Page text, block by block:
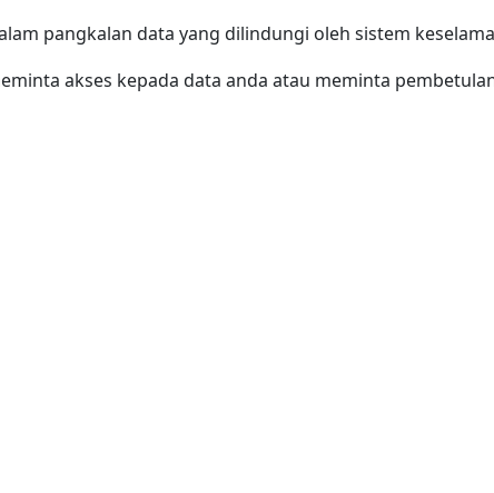
pangkalan data yang dilindungi oleh sistem
akses kepada data anda atau meminta
Conditions) Langganan